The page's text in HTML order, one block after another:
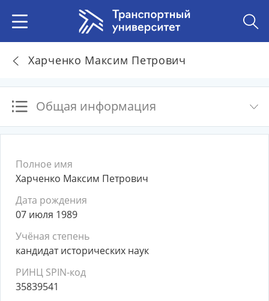
Харченко Максим Петрович
Общая информация
Полное имя
Харченко Максим Петрович
Дата рождения
07 июля 1989
Учёная степень
кандидат исторических наук
РИНЦ SPIN-код
35839541